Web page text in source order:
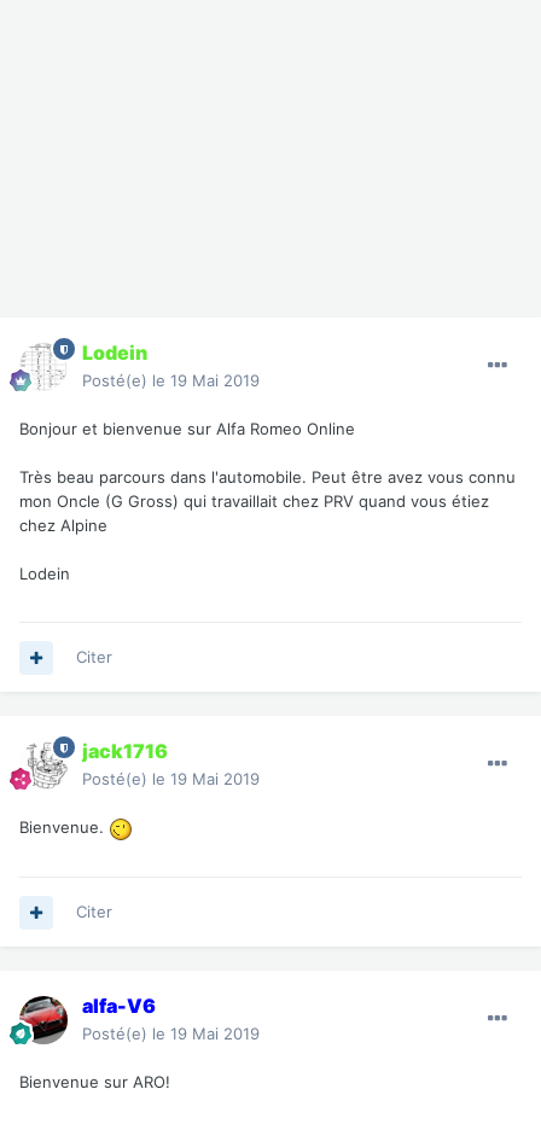
Lodein
Posté(e) le 19 Mai 2019
Bonjour et bienvenue sur Alfa Romeo Online
Très beau parcours dans l'automobile. Peut être avez vous connu
mon Oncle (G Gross) qui travaillait chez PRV quand vous étiez
chez Alpine
Lodein
Citer
jack1716
Posté(e) le 19 Mai 2019
Bienvenue.
Citer
alfa-V6
Posté(e) le 19 Mai 2019
Bienvenue sur ARO!